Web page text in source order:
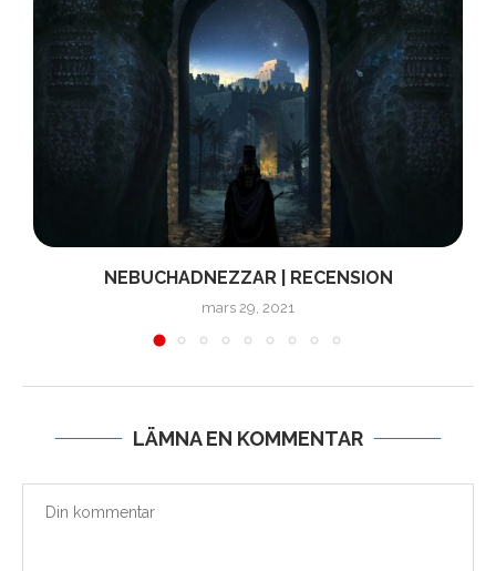
NEBUCHADNEZZAR | RECENSION
mars 29, 2021
LÄMNA EN KOMMENTAR